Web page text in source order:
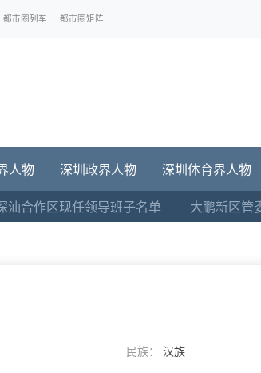
都市圈列车 都市圈矩阵
人物 深圳政界人物 深圳体育界人物
汕合作区现任领导班子名单 大鹏新区管
民族： 汉族